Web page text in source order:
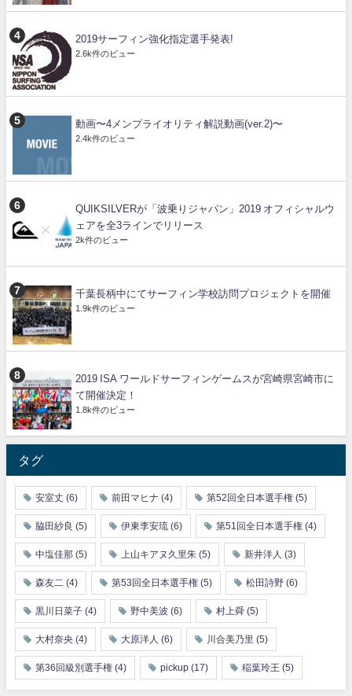
2019サーフィン強化指定選手発表!
2.6k件のビュー
動画〜4メンプライオリティ解説動画(ver.2)〜
2.4k件のビュー
QUIKSILVERが「波乗りジャパン」2019 オフィシャルウ
ェアを全3ラインでリリース
2k件のビュー
千葉長柄中にてサーフィン学校訪問プロジェクトを開催
1.9k件のビュー
2019 ISA ワールドサーフィンゲームスが宮崎県宮崎市に
て開催決定！
1.8k件のビュー
タグ
安室丈 (6) 前田マヒナ (4) 第52回全日本選手権 (5)
脇田紗良 (5) 伊東李安琉 (6) 第51回全日本選手権 (4)
中塩佳那 (5) 上山キアヌ久里朱 (5) 新井洋人 (3)
森友二 (4) 第53回全日本選手権 (5) 松田詩野 (6)
黒川日菜子 (4) 野中美波 (6) 村上舜 (5)
大村奈央 (4) 大原洋人 (6) 川合美乃里 (5)
第36回級別選手権 (4) pickup (17) 稲葉玲王 (5)